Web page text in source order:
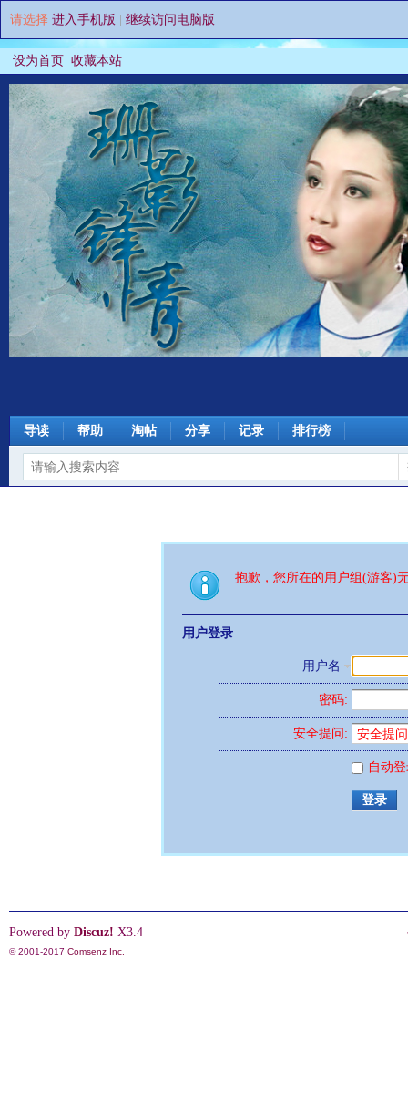
请选择 进入手机版 继续访问电脑版
设为首页 收藏本站
导读 帮助 淘帖 分享 记录 排行榜
抱歉，您所在的用户组(游客)
用户登录
用户名
密码:
安全提问:
自动
登录
Powered by Discuz! X3.4
© 2001-2017 Comsenz Inc.